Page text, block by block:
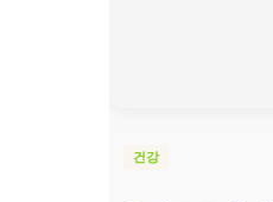
건강